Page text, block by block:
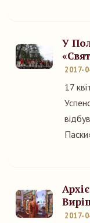
У
2017-
17
2017-